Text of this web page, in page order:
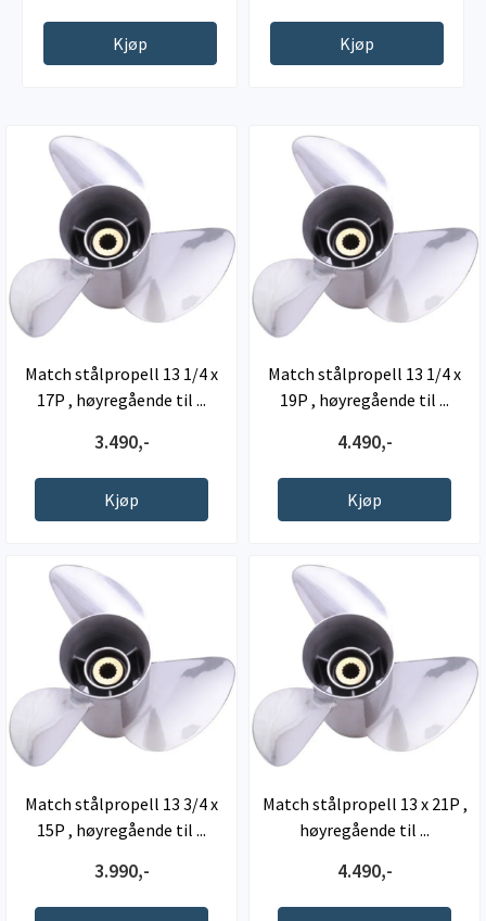
Kjøp Kjøp
Match stålpropell 13 1/4 x
17P , høyregående til ...
3.490,-
Kjøp
Match stålpropell 13 1/4 x
19P , høyregående til ...
4.490,-
Kjøp
Match stålpropell 13 3/4 x
15P , høyregående til ...
3.990,-
Match stålpropell 13 x 21P ,
høyregående til ...
4.490,-